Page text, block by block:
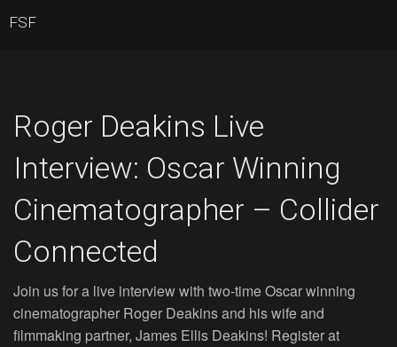
Roger Deakins Live
Interview: Oscar Winning
Cinematographer – Collider
Connected
Join us for a live interview with two-time Oscar winning
cinematographer Roger Deakins and his wife and
filmmaking partner, James Ellis Deakins! Register at
FSF